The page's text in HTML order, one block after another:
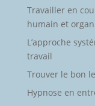
Travailler en
humain et
L’approche
travail
Trouver le bon
Hypnose en